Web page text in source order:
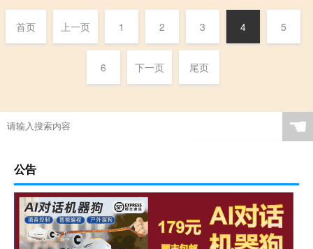
首页 上一页 1 2 3 4 5
6 下一页 尾页
☚
公告